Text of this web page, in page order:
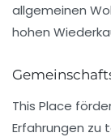
allgemeinen
hohen
This Place
Erfahrungen zu